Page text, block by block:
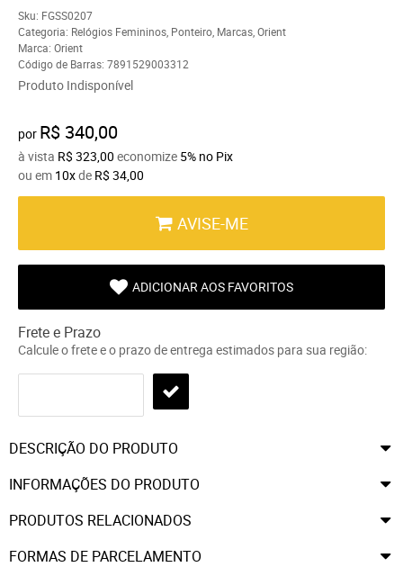
Sku: FGSS0207
Categoria: Relógios Femininos Ponteiro Marcas Orient
Marca: Orient
Código de Barras: 7891529003312
Produto Indisponível
por R$ 340,00
à vista R$ 323,00 economize 5% no Pix
ou em 10xde R$ 34,00
AVISE-ME
ADICIONAR AOS FAVORITOS
Frete e Prazo
Calcule o frete e o prazo de entrega estimados para sua região:
DESCRIÇÃO DO PRODUTO
INFORMAÇÕES DO PRODUTO
PRODUTOS RELACIONADOS
FORMAS DE PARCELAMENTO